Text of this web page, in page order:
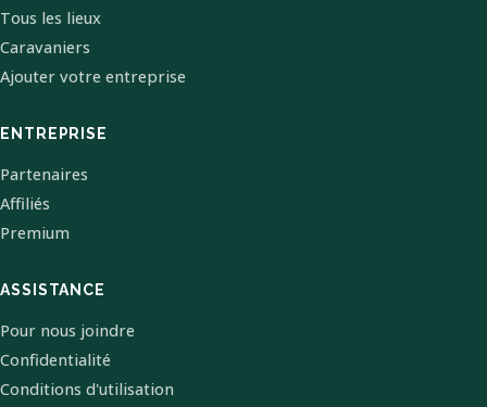
Tous les lieux
Caravaniers
Ajouter votre entreprise
ENTREPRISE
Partenaires
Affiliés
Premium
ASSISTANCE
Pour nous joindre
Confidentialité
Conditions d'utilisation